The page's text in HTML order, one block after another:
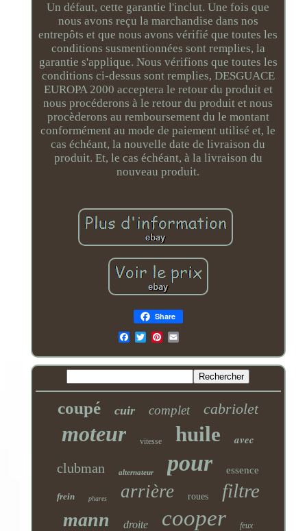
Un défaut, cette garantie l'inclut. Une fois que
nous avons reçu la marchandise dans nos
entrepôts et que nous avons vérifié que toutes les
conditions susmentionnées sont remplies, la
garantie s'applique. Nous vérifions que toutes les
conditions ci-dessus sont remplies, DESGUACE
EUROPA 2000 acceptera le retour du produit et
nous procéderons à le retour du produit et nous
procèderons au remboursement du le montant
conformément au mode de paiement utilisé et, le
cas échéant, la nouvelle date de livraison du
produit. Et, le cas échéant, à la livraison du
nouveau produit.
Share
Email
coupé cuir complet cabriolet
moteur vitesse huile avec
clubman alternateur pour essence
frein phares arrière roues filtre
mann droite cooper feux